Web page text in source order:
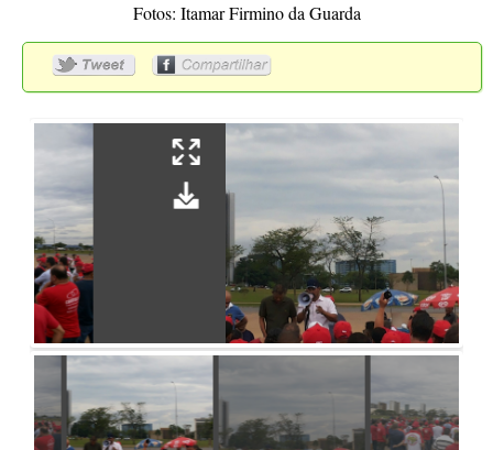
Fotos: Itamar Firmino da Guarda